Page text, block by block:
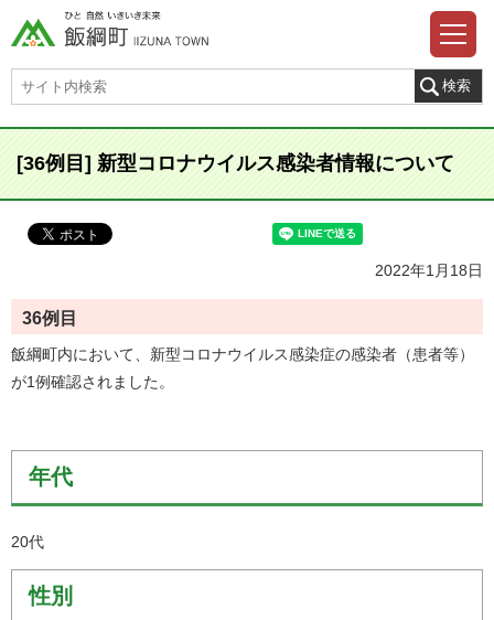
[36例目] 新型コロナウイルス感染者情報について
2022年1月18日
36例目
飯綱町内において、新型コロナウイルス感染症の感染者（患者等）
が1例確認されました。
年代
20代
性別